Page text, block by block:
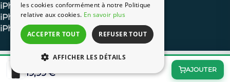
19,99 € AJOUTER
iPhone XR
iPhone 8
iPhone 7
les cookies conformément à notre Politique
relative aux cookies. En savoir plus
ACCEPTER TOUT REFUSER TOUT
AFFICHER LES DÉTAILS